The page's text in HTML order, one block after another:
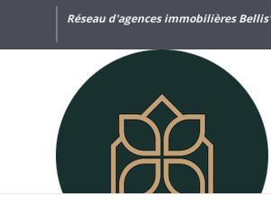
Réseau d'agences immobilières